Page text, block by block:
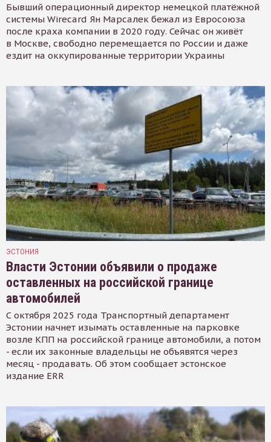
Бывший операционный директор немецкой платёжной
системы Wirecard Ян Марсалек бежал из Евросоюза
после краха компании в 2020 году. Сейчас он живёт
в Москве, свободно перемещается по России и даже
ездит на оккупированные территории Украины
ЭСТОНИЯ
Власти Эстонии объявили о продаже
оставленных на российской границе
автомобилей
С октября 2025 года Транспортный департамент
Эстонии начнет изымать оставленные на парковке
возле КПП на российской границе автомобили, а потом
- если их законные владельцы не объявятся через
месяц - продавать. Об этом сообщает эстонское
издание ERR